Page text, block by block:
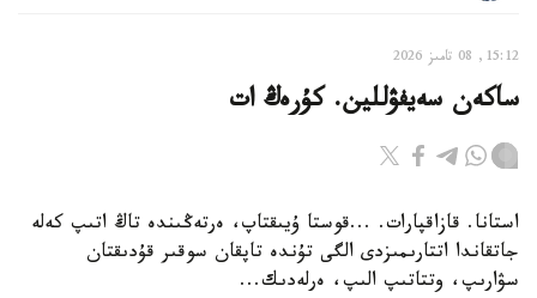
15:12, 08 تامىز 2026
ساكەن سەيفۋللين. كۇرەڭ ات
استانا. قازاقپارات. ...قوستا ۇيىقتاپ، ەرتەڭىندە تاڭ اتىپ كەلە
جاتقاندا اتتارىمىزدى الگى تۇندە تاپقان سوقىر قۇدىقتان
سۋارىپ، وتتاتىپ الىپ، ەرلەدىك...